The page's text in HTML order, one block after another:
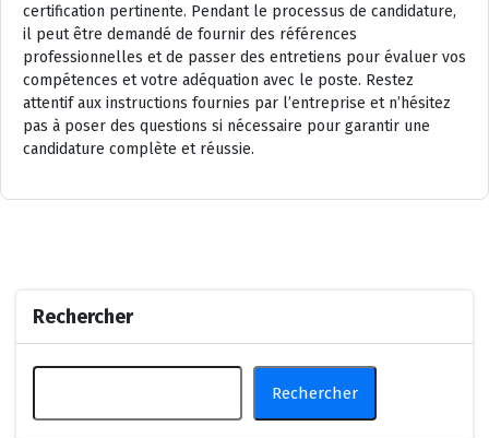
certification pertinente. Pendant le processus de candidature,
il peut être demandé de fournir des références
professionnelles et de passer des entretiens pour évaluer vos
compétences et votre adéquation avec le poste. Restez
attentif aux instructions fournies par l’entreprise et n’hésitez
pas à poser des questions si nécessaire pour garantir une
candidature complète et réussie.
Rechercher
Rechercher